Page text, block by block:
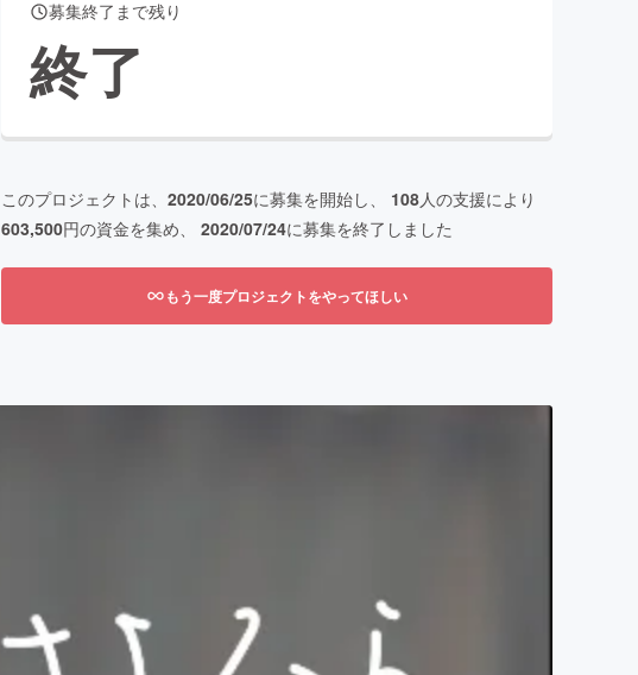
募集終了まで残り
終了
このプロジェクトは、 2020/06/25に募集を開始し、 108人の支援により
603,500円の資金を集め、 2020/07/24に募集を終了しました
もう一度プロジェクトをやってほしい